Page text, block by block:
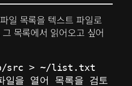
일 목록을 텍스트 파일로
목록에서 읽어오고 싶어
src > ~/list.txt
열어 목록을 검토